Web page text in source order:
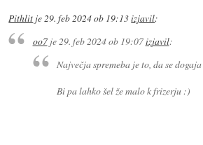
Pithlit je29. feb 2024 ob 19:13izjavil:
oo7je29. feb 2024 ob 19:07izjavil:
Največja spremeba je to, da se
Bi pa lahko šel že malo k frizerju :)